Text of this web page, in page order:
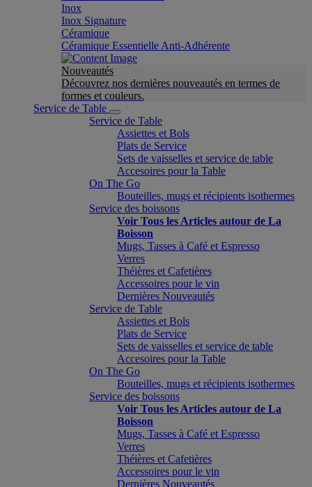
Inox
Inox Signature
Céramique
Céramique Essentielle Anti-Adhérente
Nouveautés
Découvrez nos dernières nouveautés en termes de
formes et couleurs.
Service de Table
Service de Table
Assiettes et Bols
Plats de Service
Sets de vaisselles et service de table
Accesoires pour la Table
On The Go
Bouteilles, mugs et récipients isothermes
Service des boissons
Voir Tous les Articles autour de La
Boisson
Mugs, Tasses à Café et Espresso
Verres
Théières et Cafetières
Accessoires pour le vin
Dernières Nouveautés
Service de Table
Assiettes et Bols
Plats de Service
Sets de vaisselles et service de table
Accesoires pour la Table
On The Go
Bouteilles, mugs et récipients isothermes
Service des boissons
Voir Tous les Articles autour de La
Boisson
Mugs, Tasses à Café et Espresso
Verres
Théières et Cafetières
Accessoires pour le vin
Dernières Nouveautés